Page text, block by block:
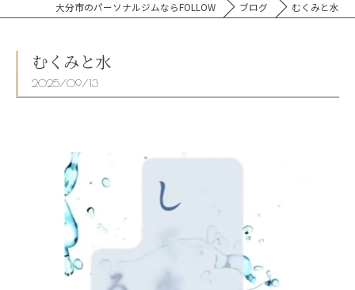
大分市のパーソナルジムならFOLLOW ブログ むくみと水
むくみと水
2025/09/13